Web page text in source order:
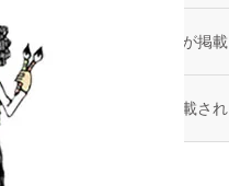
報」に当社代表の取材記事が掲
」に当社の取り組みが掲載さ